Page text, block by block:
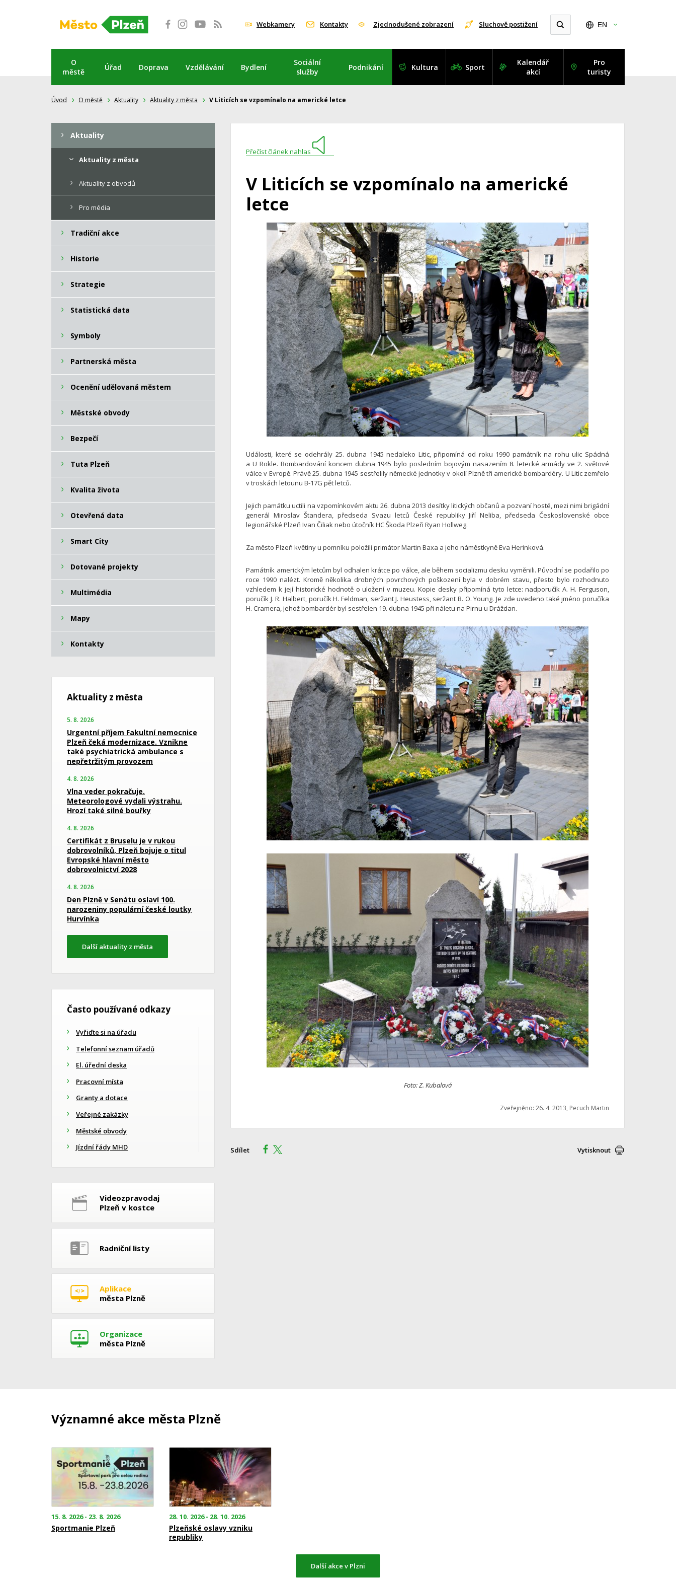
Webkamery Kontakty Zjednodušené zobrazení Sluchově postižení EN
O
městě
Úřad Doprava Vzdělávání Bydlení
Sociální
služby
Podnikání Kultura Sport
Kalendář
akcí
Pro
turisty
Úvod O městě Aktuality Aktuality z města V Liticích se vzpomínalo na americké letce
Přečíst článek nahlas
V Liticích se vzpomínalo na americké
letce
Události, které se odehrály 25. dubna 1945 nedaleko Litic, připomíná od roku 1990 památník na rohu ulic Spádná
a U Rokle. Bombardování koncem dubna 1945 bylo posledním bojovým nasazením 8. letecké armády ve 2. světové
válce v Evropě. Právě 25. dubna 1945 sestřelily německé jednotky v okolí Plzně tři americké bombardéry. U Litic zemřelo
v troskách letounu B-17G pět letců.
Jejich památku uctili na vzpomínkovém aktu 26. dubna 2013 desítky litických občanů a pozvaní hosté, mezi nimi brigádní
generál Miroslav Štandera, předseda Svazu letců České republiky Jiří Neliba, předseda Československé obce
legionářské Plzeň Ivan Čiliak nebo útočník HC Škoda Plzeň Ryan Hollweg.
Za město Plzeň květiny u pomníku položili primátor Martin Baxa a jeho náměstkyně Eva Herinková.
Památník americkým letcům byl odhalen krátce po válce, ale během socializmu desku vyměnili. Původní se podařilo po
roce 1990 nalézt. Kromě několika drobných povrchových poškození byla v dobrém stavu, přesto bylo rozhodnuto
vzhledem k její historické hodnotě o uložení v muzeu. Kopie desky připomíná tyto letce: nadporučík A. H. Ferguson,
poručík J. R. Halbert, poručík H. Feldman, seržant J. Heustess, seržant B. O. Young. Je zde uvedeno také jméno poručíka
H. Cramera, jehož bombardér byl sestřelen 19. dubna 1945 při náletu na Pirnu u Dráždan.
Foto: Z. Kubalová
Zveřejněno: 26. 4. 2013, Pecuch Martin
Sdílet Vytisknout
Aktuality
Aktuality z města
Aktuality z obvodů
Pro média
Tradiční akce
Historie
Strategie
Statistická data
Symboly
Partnerská města
Ocenění udělovaná městem
Městské obvody
Bezpečí
Tuta Plzeň
Kvalita života
Otevřená data
Smart City
Dotované projekty
Multimédia
Mapy
Kontakty
Aktuality z města
5. 8. 2026
Urgentní příjem Fakultní nemocnice
Plzeň čeká modernizace. Vznikne
také psychiatrická ambulance s
nepřetržitým provozem
4. 8. 2026
Vlna veder pokračuje.
Meteorologové vydali výstrahu.
Hrozí také silné bouřky
4. 8. 2026
Certifikát z Bruselu je v rukou
dobrovolníků, Plzeň bojuje o titul
Evropské hlavní město
dobrovolnictví 2028
4. 8. 2026
Den Plzně v Senátu oslaví 100.
narozeniny populární české loutky
Hurvínka
Další aktuality z města
Často používané odkazy
Vyřiďte si na úřadu
Telefonní seznam úřadů
El. úřední deska
Pracovní místa
Granty a dotace
Veřejné zakázky
Městské obvody
Jízdní řády MHD
Videozpravodaj
Plzeň v kostce
Radniční listy
Aplikace
města Plzně
Organizace
města Plzně
Významné akce města Plzně
15. 8. 2026 - 23. 8. 2026
Sportmanie Plzeň
28. 10. 2026 - 28. 10. 2026
Plzeňské oslavy vzniku
republiky
Další akce v Plzni